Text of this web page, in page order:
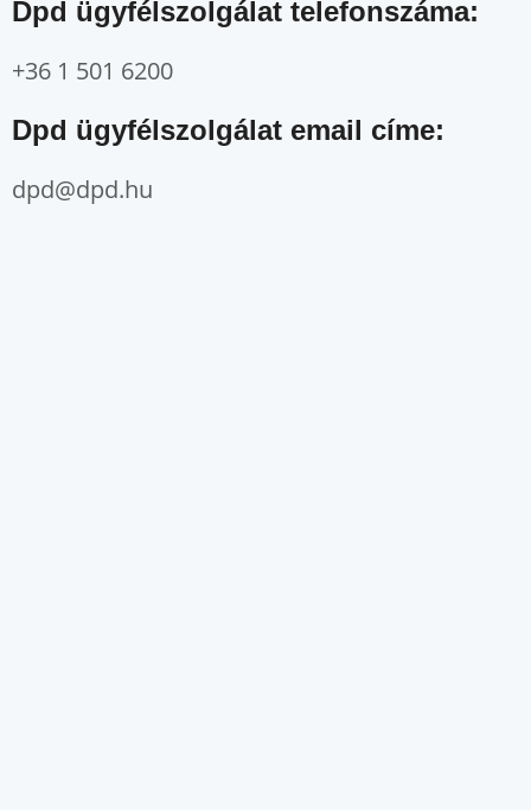
Dpd ügyfélszolgálat telefonszáma:
+36 1 501 6200
Dpd ügyfélszolgálat email címe:
dpd@dpd.hu